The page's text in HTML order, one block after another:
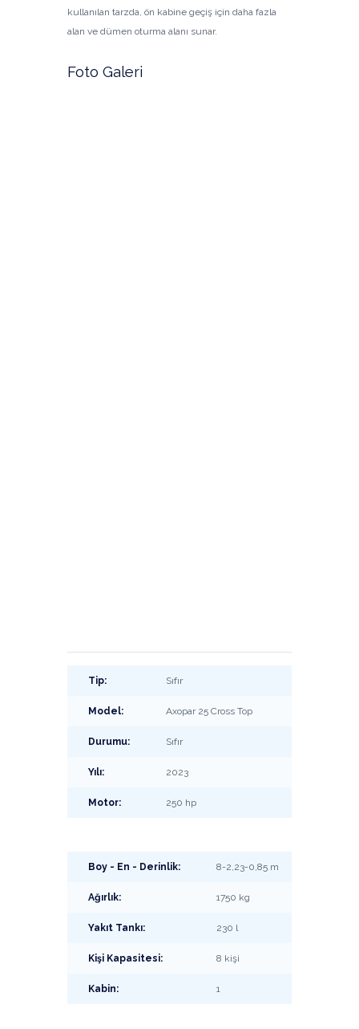
kullanılan tarzda, ön kabine geçiş için daha fazla
alan ve dümen oturma alanı sunar.
Foto Galeri
Tip: Sıfır
Model: Axopar 25 Cross Top
Durumu: Sıfır
Yılı: 2023
Motor: 250 hp
Boy - En - Derinlik: 8-2,23-0,85 m
Ağırlık: 1750 kg
Yakıt Tankı: 230 l
Kişi Kapasitesi: 8 kişi
Kabin: 1